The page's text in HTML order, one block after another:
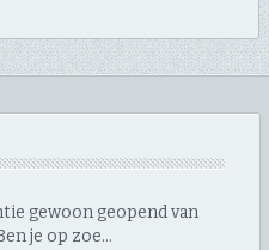
gewoon geopend van
je op zoe…